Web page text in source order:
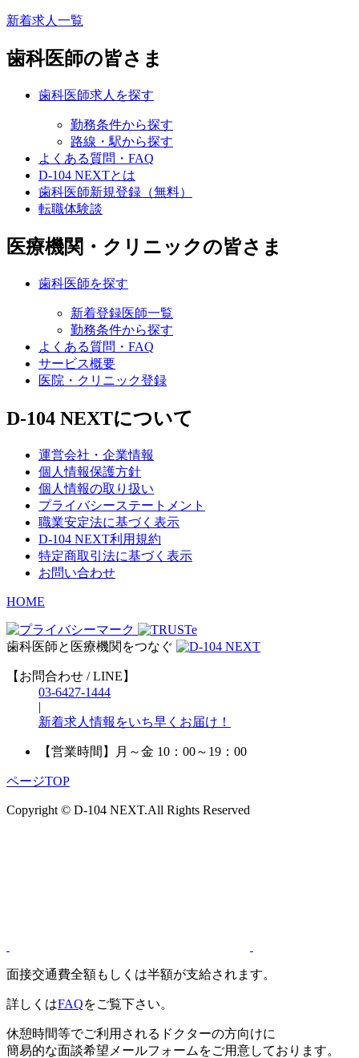
新着求人一覧
歯科医師の皆さま
歯科医師求人を探す
勤務条件から探す
路線・駅から探す
よくある質問・FAQ
D-104 NEXTとは
歯科医師新規登録（無料）
転職体験談
医療機関・クリニックの皆さま
歯科医師を探す
新着登録医師一覧
勤務条件から探す
よくある質問・FAQ
サービス概要
医院・クリニック登録
D-104 NEXTについて
運営会社・企業情報
個人情報保護方針
個人情報の取り扱い
プライバシーステートメント
職業安定法に基づく表示
D-104 NEXT利用規約
特定商取引法に基づく表示
お問い合わせ
HOME
歯科医師と医療機関をつなぐ
【お問合わせ / LINE】
03-6427-1444
|
新着求人情報をいち早くお届け！
【営業時間】 月～金 10：00～19：00
ページTOP
Copyright © D-104 NEXT.All Rights Reserved
面接交通費全額もしくは半額が支給されます。
詳しくはFAQをご覧下さい。
休憩時間等でご利用されるドクターの方向けに
簡易的な面談希望メールフォームをご用意しております。